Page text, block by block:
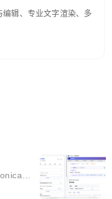
辑、专业文字渲染、多
、
插件